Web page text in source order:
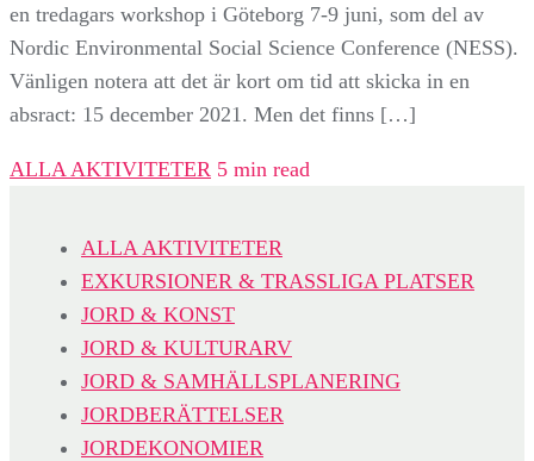
en tredagars workshop i Göteborg 7-9 juni, som del av
Nordic Environmental Social Science Conference (NESS).
Vänligen notera att det är kort om tid att skicka in en
absract: 15 december 2021. Men det finns […]
ALLA AKTIVITETER 5 min read
ALLA AKTIVITETER
EXKURSIONER & TRASSLIGA PLATSER
JORD & KONST
JORD & KULTURARV
JORD & SAMHÄLLSPLANERING
JORDBERÄTTELSER
JORDEKONOMIER